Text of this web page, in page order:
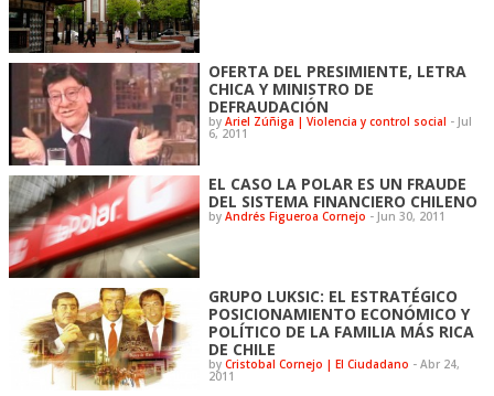
OFERTA DEL PRESIMIENTE, LETRA
CHICA Y MINISTRO DE
DEFRAUDACIÓN
byAriel Zúñiga | Violencia y control social - Jul
6, 2011
EL CASO LA POLAR ES UN FRAUDE
DEL SISTEMA FINANCIERO CHILENO
byAndrés Figueroa Cornejo - Jun 30, 2011
GRUPO LUKSIC: EL ESTRATÉGICO
POSICIONAMIENTO ECONÓMICO Y
POLÍTICO DE LA FAMILIA MÁS RICA
DE CHILE
byCristobal Cornejo | El Ciudadano - Abr 24,
2011